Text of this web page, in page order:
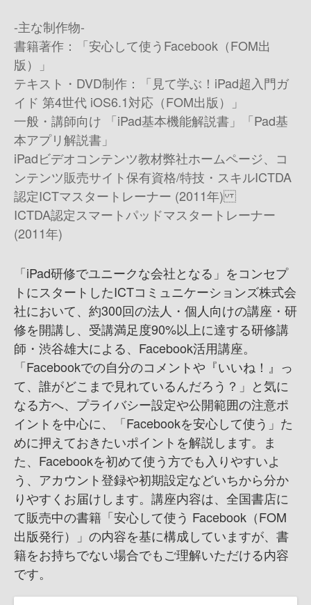
-主な制作物-
書籍著作：「安心して使うFacebook（FOM出
版）」
テキスト・DVD制作：「見て学ぶ！iPad超入門ガ
イド 第4世代 iOS6.1対応（FOM出版）」
一般・講師向け 「iPad基本機能解説書」「Pad基
本アプリ解説書」
iPadビデオコンテンツ教材 弊社ホームページ、コ
ンテンツ販売サイト 保有資格/特技・スキル ICTDA
認定ICTマスタートレーナー (2011年)
ICTDA認定スマートパッドマスタートレーナー
(2011年)
「iPad研修でユニークな会社となる」をコンセプ
トにスタートしたICTコミュニケーションズ株式会
社において、約300回の法人・個人向けの講座・研
修を開講し、受講満足度90%以上に達する研修講
師・渋谷雄大による、Facebook活用講座。
「Facebookでの自分のコメントや『いいね！』っ
て、誰がどこまで見れているんだろう？」と気に
なる方へ、プライバシー設定や公開範囲の注意ポ
イントを中心に、「Facebookを安心して使う」た
めに押えておきたいポイントを解説します。ま
た、Facebookを初めて使う方でも入りやすいよ
う、アカウント登録や初期設定などいちから分か
りやすくお届けします。講座内容は、全国書店に
て販売中の書籍「安心して使う Facebook（FOM
出版発行）」の内容を基に構成していますが、書
籍をお持ちでない場合でもご理解いただける内容
です。